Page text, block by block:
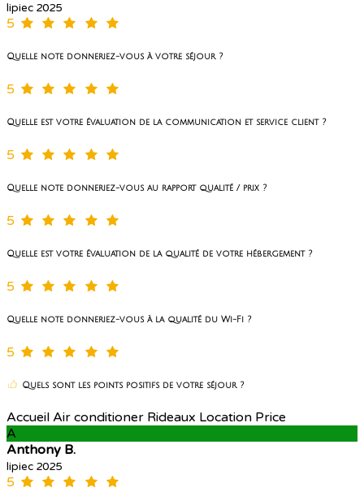
lipiec 2025
5
Quelle note donneriez-vous à votre séjour ?
5
Quelle est votre évaluation de la communication et service client ?
5
Quelle note donneriez-vous au rapport qualité / prix ?
5
Quelle est votre évaluation de la qualité de votre hébergement ?
5
Quelle note donneriez-vous à la qualité du Wi-Fi ?
5
Quels sont les points positifs de votre séjour ?
Accueil Air conditioner Rideaux Location Price
A
Anthony B.
lipiec 2025
5